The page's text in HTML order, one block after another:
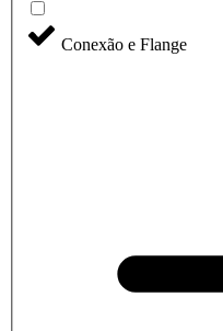
Conexão e Flange